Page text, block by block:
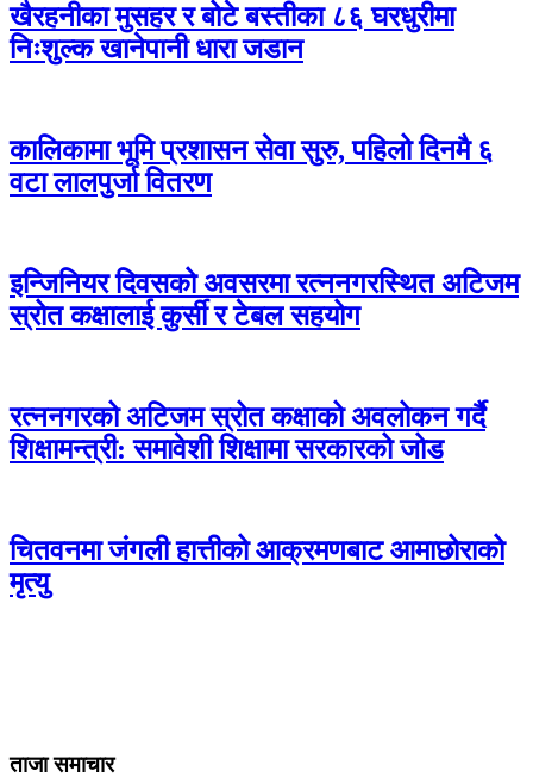
खैरहनीका मुसहर र बोटे बस्तीका ८६ घरधुरीमा
निःशुल्क खानेपानी धारा जडान
कालिकामा भूमि प्रशासन सेवा सुरु, पहिलो दिनमै ६
वटा लालपुर्जा वितरण
इन्जिनियर दिवसको अवसरमा रत्ननगरस्थित अटिजम
स्रोत कक्षालाई कुर्सी र टेबल सहयोग
रत्ननगरको अटिजम स्रोत कक्षाको अवलोकन गर्दै
शिक्षामन्त्री: समावेशी शिक्षामा सरकारको जोड
चितवनमा जंगली हात्तीको आक्रमणबाट आमाछोराको
मृत्यु
ताजा समाचार